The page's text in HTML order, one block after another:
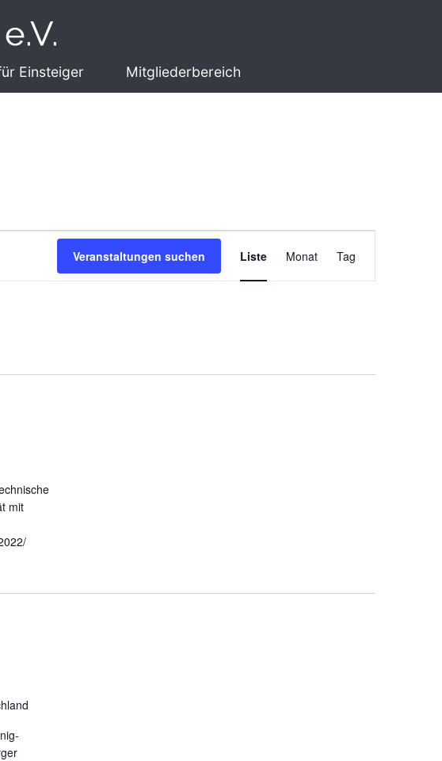
Einsteiger Mitgliederbereich
Veranstaltungen suchen
Ansichten-
Navigation
Liste Monat Tag
mit